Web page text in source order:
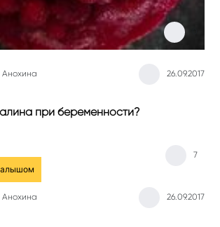
26.09.2017
при беременности?
26.09.2017
7